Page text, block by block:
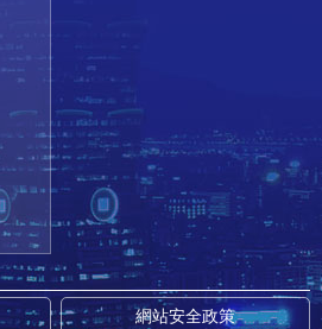
網站安全政策